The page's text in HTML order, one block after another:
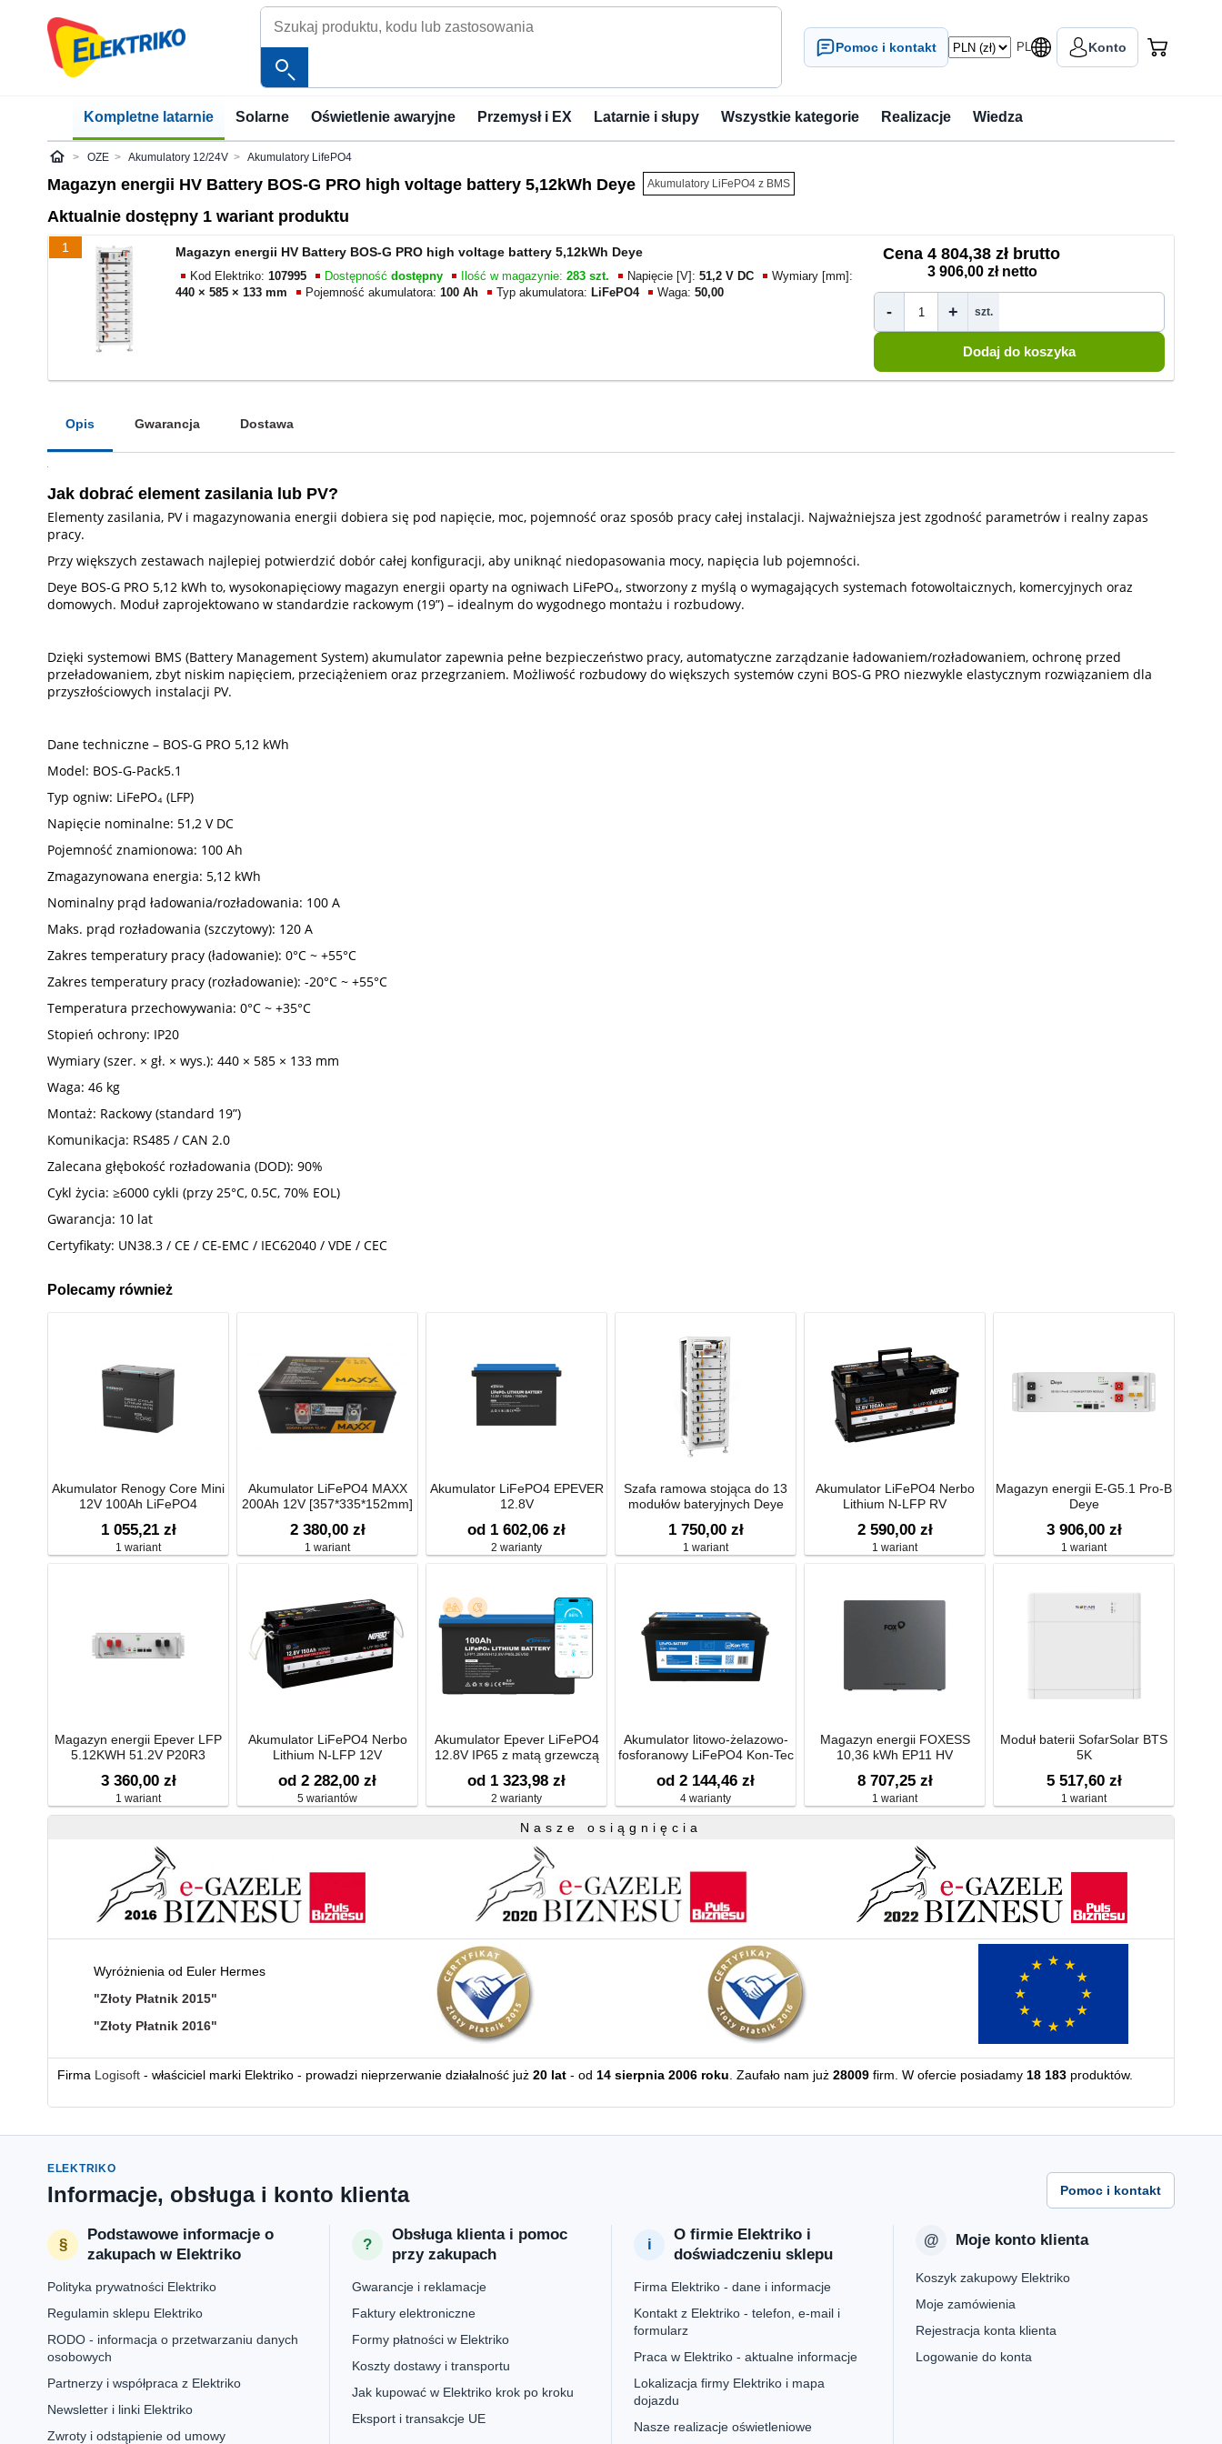
Pomoc i kontakt PL Konto
Kompletne latarnie Solarne Oświetlenie awaryjne Przemysł i EX Latarnie i słupy Wszystkie kategorie Realizacje Wiedza
ElektrikoOZE Akumulatory 12/24V Akumulatory LifePO4
Magazyn energii HV Battery BOS-G PRO high voltage battery 5,12kWh Deye Akumulatory LiFePO4 z BMS
Aktualnie dostępny 1 wariant produktu
1 Magazyn energii HV Battery BOS-G PRO high voltage battery 5,12kWh Deye
Kod Elektriko: 107995 Dostępność dostępny Ilość w magazynie: 283 szt. Napięcie [V]: 51,2 V DC
Wymiary [mm]:
440 × 585 × 133 mm
Pojemność akumulatora: 100 Ah Typ akumulatora: LiFePO4 Waga: 50,00
Cena 4 804,38 zł brutto
3 906,00 zł netto
- + szt.
Opis Gwarancja Dostawa
Jak dobrać element zasilania lub PV?
Elementy zasilania, PV i magazynowania energii dobiera się pod napięcie, moc, pojemność oraz sposób pracy całej instalacji. Najważniejsza jest zgodność parametrów i realny zapas
pracy.
Przy większych zestawach najlepiej potwierdzić dobór całej konfiguracji, aby uniknąć niedopasowania mocy, napięcia lub pojemności.
Deye BOS-G PRO 5,12 kWh to, wysokonapięciowy magazyn energii oparty na ogniwach LiFePO₄, stworzony z myślą o wymagających systemach fotowoltaicznych, komercyjnych oraz
domowych. Moduł zaprojektowano w standardzie rackowym (19”) – idealnym do wygodnego montażu i rozbudowy.
Dzięki systemowi BMS (Battery Management System) akumulator zapewnia pełne bezpieczeństwo pracy, automatyczne zarządzanie ładowaniem/rozładowaniem, ochronę przed
przeładowaniem, zbyt niskim napięciem, przeciążeniem oraz przegrzaniem. Możliwość rozbudowy do większych systemów czyni BOS-G PRO niezwykle elastycznym rozwiązaniem dla
przyszłościowych instalacji PV.
Dane techniczne – BOS-G PRO 5,12 kWh
Model: BOS-G-Pack5.1
Typ ogniw: LiFePO₄ (LFP)
Napięcie nominalne: 51,2 V DC
Pojemność znamionowa: 100 Ah
Zmagazynowana energia: 5,12 kWh
Nominalny prąd ładowania/rozładowania: 100 A
Maks. prąd rozładowania (szczytowy): 120 A
Zakres temperatury pracy (ładowanie): 0°C ~ +55°C
Zakres temperatury pracy (rozładowanie): -20°C ~ +55°C
Temperatura przechowywania: 0°C ~ +35°C
Stopień ochrony: IP20
Wymiary (szer. × gł. × wys.): 440 × 585 × 133 mm
Waga: 46 kg
Montaż: Rackowy (standard 19”)
Komunikacja: RS485 / CAN 2.0
Zalecana głębokość rozładowania (DOD): 90%
Cykl życia: ≥6000 cykli (przy 25°C, 0.5C, 70% EOL)
Gwarancja: 10 lat
Certyfikaty: UN38.3 / CE / CE-EMC / IEC62040 / VDE / CEC
Polecamy również
Akumulator Renogy Core Mini
12V 100Ah LiFePO4
12V 100Ah LiFePO4
1 055,21 zł
1 wariant
Akumulator LiFePO4 MAXX
200Ah 12V [357*335*152mm]
2 380,00 zł
1 wariant
Akumulator LiFePO4 EPEVER
12.8V
od 1 602,06 zł
2 warianty
Szafa ramowa stojąca do 13
modułów bateryjnych Deye
1 750,00 zł
1 wariant
Akumulator LiFePO4 Nerbo
Lithium N-LFP RV
2 590,00 zł
1 wariant
Magazyn energii E-G5.1 Pro-B
Deye
3 906,00 zł
1 wariant
Magazyn energii Epever LFP
5.12KWH 51.2V P20R3
3 360,00 zł
1 wariant
Akumulator LiFePO4 Nerbo
Lithium N-LFP 12V
od 2 282,00 zł
5 wariantów
Akumulator Epever LiFePO4
12.8V IP65 z matą grzewczą
od 1 323,98 zł
2 warianty
Akumulator litowo-żelazowo-
fosforanowy LiFePO4 Kon-Tec
od 2 144,46 zł
4 warianty
Magazyn energii FOXESS
10,36 kWh EP11 HV
8 707,25 zł
1 wariant
Moduł baterii SofarSolar BTS
5K
5 517,60 zł
1 wariant
Nasze osiągnięcia
Wyróżnienia od Euler Hermes
"Złoty Płatnik 2015"
"Złoty Płatnik 2016"
Firma Logisoft - właściciel marki Elektriko - prowadzi nieprzerwanie działalność już 20 lat - od 14 sierpnia 2006 roku. Zaufało nam już 28009 firm. W ofercie posiadamy 18 183 produktów.
ELEKTRIKO
Informacje, obsługa i konto klienta Pomoc i kontakt
Podstawowe informacje o
zakupach w Elektriko
Polityka prywatności Elektriko
Regulamin sklepu Elektriko
RODO - informacja o przetwarzaniu danych
osobowych
Partnerzy i współpraca z Elektriko
Newsletter i linki Elektriko
Zwroty i odstąpienie od umowy
Obsługa klienta i pomoc
przy zakupach
Gwarancje i reklamacje
Faktury elektroniczne
Formy płatności w Elektriko
Koszty dostawy i transportu
Jak kupować w Elektriko krok po kroku
Eksport i transakcje UE
O firmie Elektriko i
doświadczeniu sklepu
Firma Elektriko - dane i informacje
Kontakt z Elektriko - telefon, e-mail i
formularz
Praca w Elektriko - aktualne informacje
Lokalizacja firmy Elektriko i mapa
dojazdu
Nasze realizacje oświetleniowe
Moje konto klienta
Koszyk zakupowy Elektriko
Moje zamówienia
Rejestracja konta klienta
Logowanie do konta